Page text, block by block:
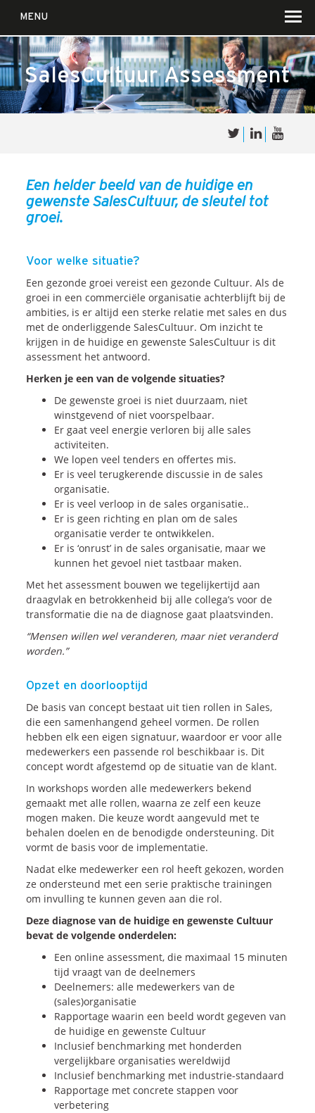
MENU
Waar wij in geloven …
Iets over joúw SalesCultuur
Onze dienstverlening
Commerciële diagnoses
(Sales)Cultuurtransformaties
DiagnosewinnendeTenders
winnende
Tender
op jeToekomst
Leiderschapbij Transformatie
Programma
Management
RolleninSales
Sales DevelopmentProgramma
SalesCultuur
Assessment
Persoonlijkheidsprofielen
Inspiratie
Blogs
Cases
Neem Contact op
Contact
Inschrijven SalesCultuur-nieuws
SalesCultuurAssessment
Een helder beeld van de huidige en
gewenste SalesCultuur, de sleutel tot
groei.
Voor welke situatie?
Een gezonde groei vereist een gezonde Cultuur. Als de
groei in een commerciële organisatie achterblijft bij de
ambities, is er altijd een sterke relatie met sales en dus
met de onderliggende SalesCultuur. Om inzicht te
krijgen in de huidige en gewenste SalesCultuur is dit
assessment het antwoord.
Herken je een van de volgende situaties?
De gewenste groei is niet duurzaam, niet
winstgevend of niet voorspelbaar.
Er gaat veel energie verloren bij alle sales
activiteiten.
We lopen veel tenders en offertes mis.
Er is veel terugkerende discussie in de sales
organisatie.
Er is veel verloop in de sales organisatie..
Er is geen richting en plan om de sales
organisatie verder te ontwikkelen.
Er is ‘onrust’ in de sales organisatie, maar we
kunnen het gevoel niet tastbaar maken.
Met het assessment bouwen we tegelijkertijd aan
draagvlak en betrokkenheid bij alle collega’s voor de
transformatie die na de diagnose gaat plaatsvinden.
“Mensen willen wel veranderen, maar niet veranderd
worden.”
Opzet en doorlooptijd
De basis van concept bestaat uit tien rollen in Sales,
die een samenhangend geheel vormen. De rollen
hebben elk een eigen signatuur, waardoor er voor alle
medewerkers een passende rol beschikbaar is. Dit
concept wordt afgestemd op de situatie van de klant.
In workshops worden alle medewerkers bekend
gemaakt met alle rollen, waarna ze zelf een keuze
mogen maken. Die keuze wordt aangevuld met te
behalen doelen en de benodigde ondersteuning. Dit
vormt de basis voor de implementatie.
Nadat elke medewerker een rol heeft gekozen, worden
ze ondersteund met een serie praktische trainingen
om invulling te kunnen geven aan die rol.
Deze diagnose van de huidige en gewenste Cultuur
bevat de volgende onderdelen:
Een online assessment, die maximaal 15 minuten
tijd vraagt van de deelnemers
Deelnemers: alle medewerkers van de
(sales)organisatie
Rapportage waarin een beeld wordt gegeven van
de huidige en gewenste Cultuur
Inclusief benchmarking met honderden
vergelijkbare organisaties wereldwijd
Inclusief benchmarking met industrie-standaard
Rapportage met concrete stappen voor
verbetering